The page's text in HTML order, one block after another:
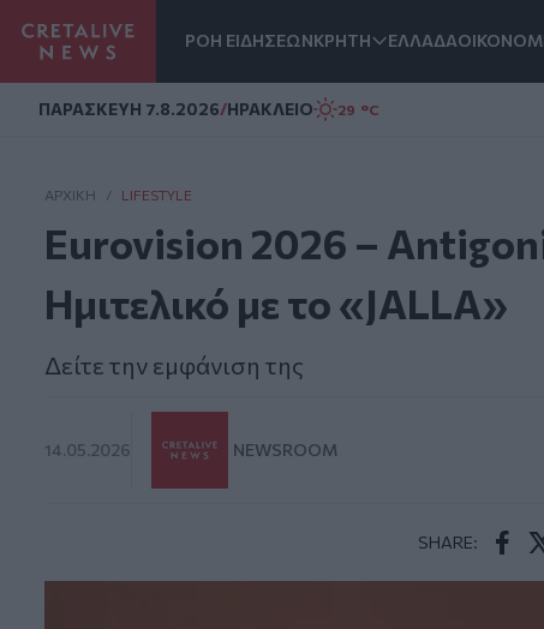
ΡΟΗ ΕΙΔΗΣΕΩΝΚΡΗΤΗ ΕΛΛΑΔΑ
ΠΑΡΑΣΚΕΥΗ 7.8.2026/ΗΡΑΚΛΕΙΟ 29 °C
ΑΡΧΙΚΗ / LIFESTYLE
Eurovision 2026 –
Ημιτελικό με το «JALLA»
Δείτε την εμφάνιση της
14.05.2026 NEWSROOM
SHARE: